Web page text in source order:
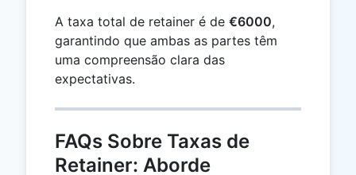
6000
A taxa total de retainer é de €6000,
garantindo que ambas as partes têm
uma compreensão clara das
expectativas.
FAQs Sobre Taxas de
Retainer: Aborde